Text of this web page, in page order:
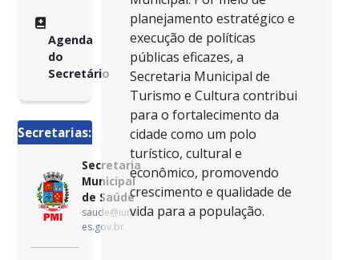
Agenda
do
Secretário
Secretarias:
Secretaria
Municipal
de Saúde
saude@iuna.
es.gov.br
planejamento estratégico e
execução de políticas
públicas eficazes, a
Secretaria Municipal de
Turismo e Cultura contribui
para o fortalecimento da
cidade como um polo
turístico, cultural e
econômico, promovendo
crescimento e qualidade de
vida para a população.